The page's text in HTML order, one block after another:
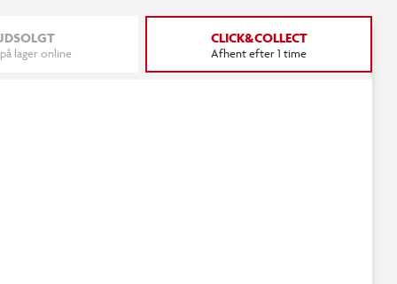
lager online
CLICK&COLLECT
Afhent efter 1 time